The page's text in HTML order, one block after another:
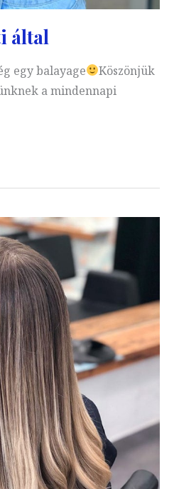
által
egy balayage
Köszönjük
a mindennapi